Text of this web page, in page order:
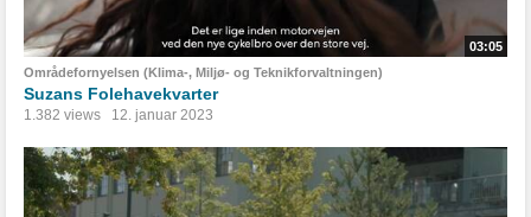
03:05
Områdefornyelsen (Klima-, Miljø- og Teknikforvaltningen)
Suzans Folehavekvarter
1.382 views 12. januar 2023